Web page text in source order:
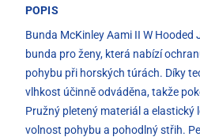
POPIS
Bunda McKinley Aami II W
bunda pro ženy, která nabízí
pohybu při horských túrách. Díky
vlhkost účinně odváděna, takže
Pružný pletený materiál a elastický
volnost pohybu a pohodlný střih.